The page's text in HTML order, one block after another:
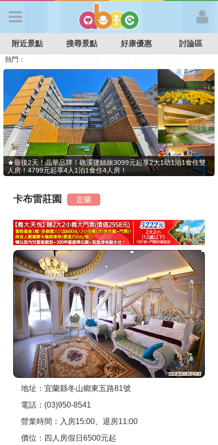
APP登入
首 頁
搜尋景點
好康優惠
最新消息
最新留言
商家合作
推薦景點
討論區
聯絡我們
APP下載
附近景點 搜尋景點 好康優惠 討論區
熱門：
特色遊戲場
親子住房優惠 台北親子餐廳 溫泉泡湯SPA
★最後2天！晶華品牌！礁溪捷絲旅3099元起享2大1幼1泊1食住雙
人房！4799元起享4人1泊1食住4人房！
卡布雷莊園 宜蘭
地址：宜蘭縣冬山鄉東五路81號
電話：(03)950-8541
營業時間：入房15:00、退房11:00
價位：四人房假日6500元起